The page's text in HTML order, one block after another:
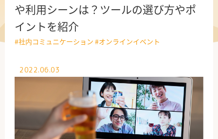
はたらく課題
はたらく製品・サービス
公式X
や利用シーンは？ツールの選び方やポ
イントを紹介
#社内コミュニケーション #オンラインイベント
2022.06.03